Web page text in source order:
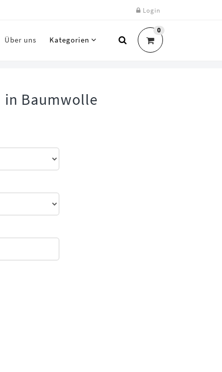
Login
Über uns Kategorien
0
in Baumwolle